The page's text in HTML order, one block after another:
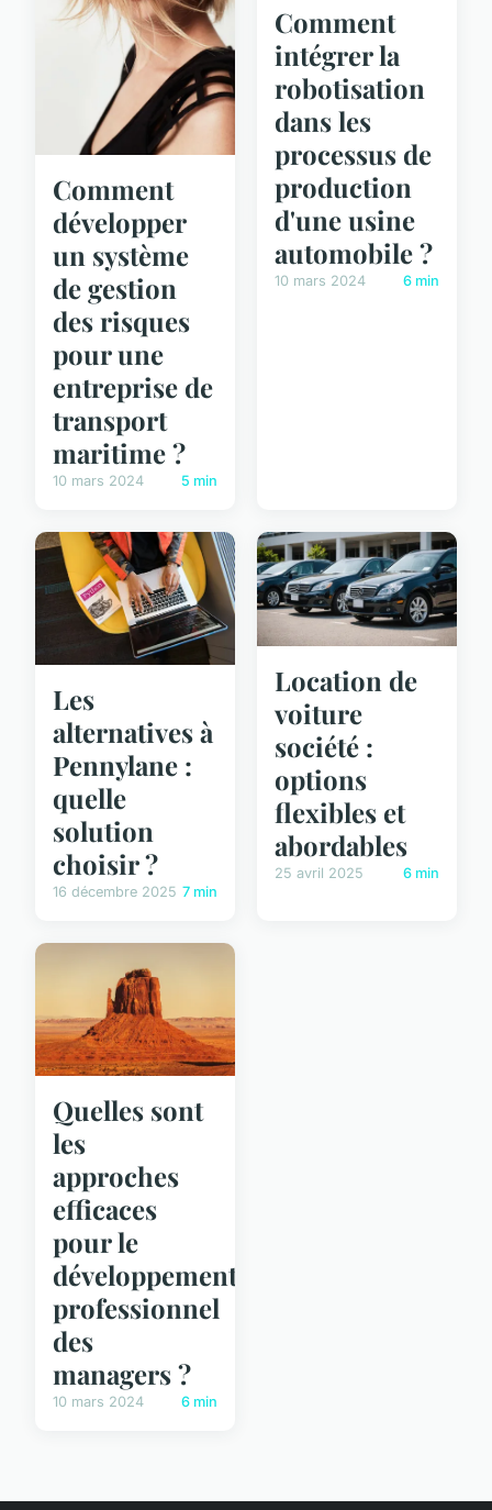
Comment
développer
un système
de gestion
des risques
pour une
entreprise de
transport
maritime ?
10 mars 2024 5 min
Comment
intégrer la
robotisation
dans les
processus de
production
d'une usine
automobile ?
10 mars 2024 6 min
Les
alternatives à
Pennylane :
quelle
solution
choisir ?
16 décembre 2025 7 min
Location de
voiture
société :
options
flexibles et
abordables
25 avril 2025 6 min
Quelles sont
les
approches
efficaces
pour le
développement
professionnel
des
managers ?
10 mars 2024 6 min